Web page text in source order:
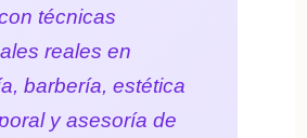
técnicas
reales en
barbería, estética
y asesoría de